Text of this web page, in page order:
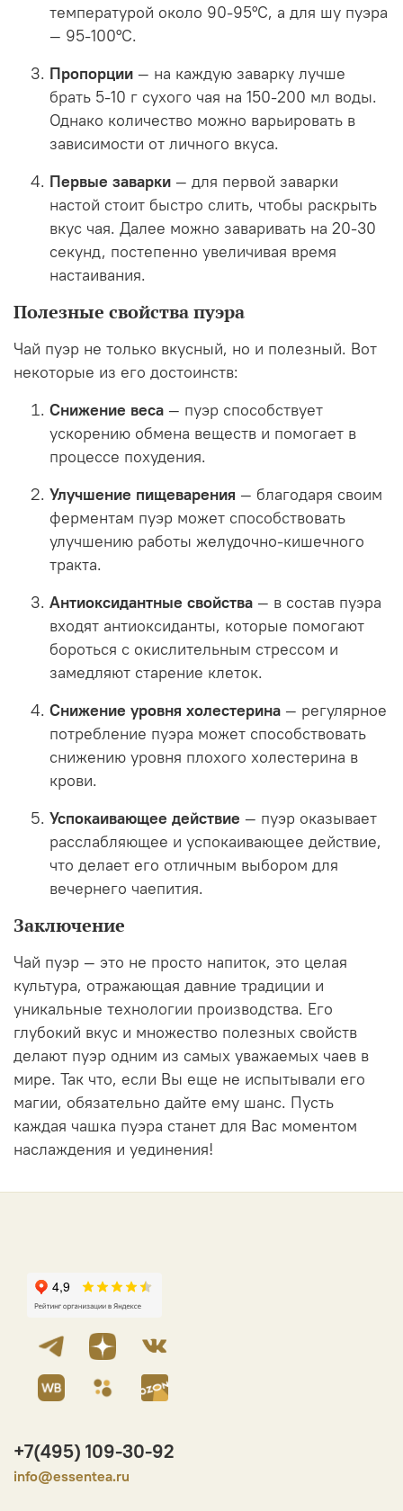
температурой около 90-95°C, а для шу пуэра
— 95-100°C.
Пропорции — на каждую заварку лучше
брать 5-10 г сухого чая на 150-200 мл воды.
Однако количество можно варьировать в
зависимости от личного вкуса.
Первые заварки — для первой заварки
настой стоит быстро слить, чтобы раскрыть
вкус чая. Далее можно заваривать на 20-30
секунд, постепенно увеличивая время
настаивания.
Полезные свойства пуэра
Чай пуэр не только вкусный, но и полезный. Вот
некоторые из его достоинств:
Снижение веса — пуэр способствует
ускорению обмена веществ и помогает в
процессе похудения.
Улучшение пищеварения — благодаря своим
ферментам пуэр может способствовать
улучшению работы желудочно-кишечного
тракта.
Антиоксидантные свойства — в состав пуэра
входят антиоксиданты, которые помогают
бороться с окислительным стрессом и
замедляют старение клеток.
Снижение уровня холестерина — регулярное
потребление пуэра может способствовать
снижению уровня плохого холестерина в
крови.
Успокаивающее действие — пуэр оказывает
расслабляющее и успокаивающее действие,
что делает его отличным выбором для
вечернего чаепития.
Заключение
Чай пуэр — это не просто напиток, это целая
культура, отражающая давние традиции и
уникальные технологии производства. Его
глубокий вкус и множество полезных свойств
делают пуэр одним из самых уважаемых чаев в
мире. Так что, если Вы еще не испытывали его
магии, обязательно дайте ему шанс. Пусть
каждая чашка пуэра станет для Вас моментом
наслаждения и уединения!
+7(495) 109-30-92
info@essentea.ru